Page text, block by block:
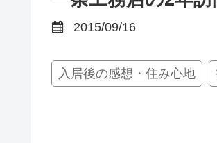
2015/09/16
入居後の感想・住み心地